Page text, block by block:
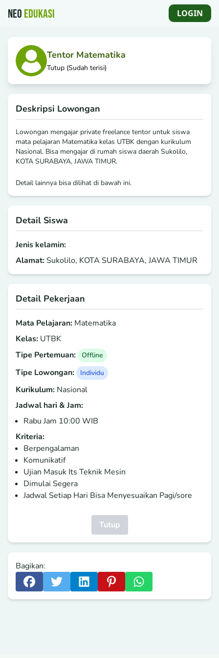
NEO EDUKASI LOGIN
Tentor Matematika
Tutup (Sudah terisi)
Deskripsi Lowongan
Lowongan mengajar private freelance tentor untuk siswa
mata pelajaran Matematika kelas UTBK dengan kurikulum
Nasional. Bisa mengajar di rumah siswa daerah Sukolilo,
KOTA SURABAYA, JAWA TIMUR.
Detail lainnya bisa dilihat di bawah ini.
Detail Siswa
Jenis kelamin:
Alamat:Sukolilo, KOTA SURABAYA, JAWA TIMUR
Detail Pekerjaan
Mata Pelajaran: Matematika
Kelas: UTBK
Tipe Pertemuan:
Offline
Tipe Lowongan: Individu
Kurikulum: Nasional
Jadwal hari & Jam:
Rabu Jam 10:00 WIB
Kriteria:
Berpengalaman
Komunikatif
Ujian Masuk Its Teknik Mesin
Dimulai Segera
Jadwal Setiap Hari Bisa Menyesuaikan Pagi/sore
Tutup
Bagikan: